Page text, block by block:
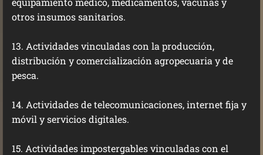
otros insumos sanitarios.
13. Actividades vinculadas con la producción,
distribución y comercialización agropecuaria y de
pesca.
14. Actividades de telecomunicaciones, internet fija y
móvil y servicios digitales.
15. Actividades impostergables vinculadas con el